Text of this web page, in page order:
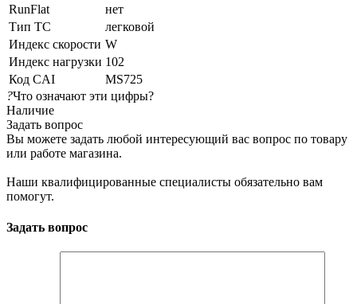
RunFlat
нет
Тип ТС
легковой
Индекс скорости W
Индекс нагрузки 102
Код CAI
MS725
?Что означают эти цифры?
Наличие
Задать вопрос
Вы можете задать любой интересующий вас вопрос по товару
или работе магазина.
Наши квалифицированные специалисты обязательно вам
помогут.
Задать вопрос